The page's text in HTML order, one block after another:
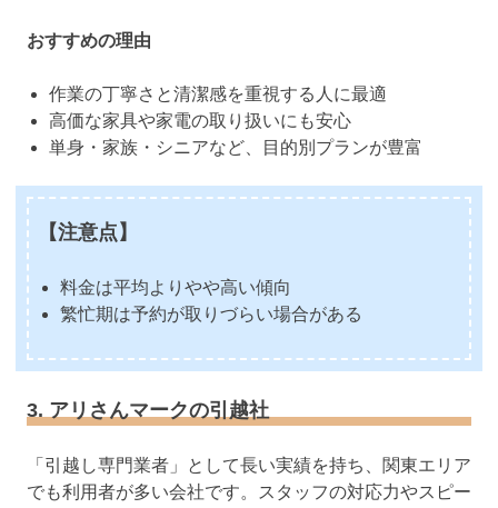
おすすめの理由
作業の丁寧さと清潔感を重視する人に最適
高価な家具や家電の取り扱いにも安心
単身・家族・シニアなど、目的別プランが豊富
【注意点】
料金は平均よりやや高い傾向
繁忙期は予約が取りづらい場合がある
3. アリさんマークの引越社
「引越し専門業者」として長い実績を持ち、関東エリア
でも利用者が多い会社です。スタッフの対応力やスピー